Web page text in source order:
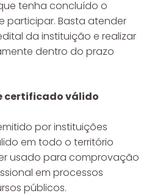
tenha concluído o
participar. Basta atender
da instituição e realizar
dentro do prazo
certificado válido
por instituições
em todo o território
usado para comprovação
em processos
públicos.